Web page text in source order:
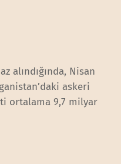
alındığında, Nisan
askeri
ortalama 9,7 milyar